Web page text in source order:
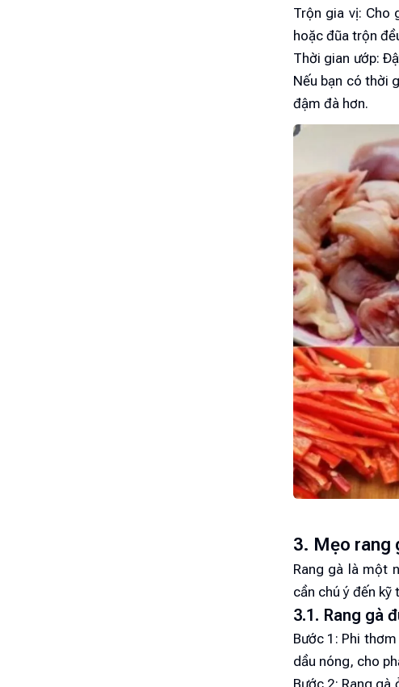
Trộn gia vị: Cho
hoặc đũa trộn
Thời gian ướp:
Nếu bạn có thời
đậm đà hơn.
3. Mẹo rang
Rang gà là một
cần chú ý đến kỹ
3.1. Rang gà
Bước 1: Phi
dầu nóng, cho
Bước 2: Rang gà